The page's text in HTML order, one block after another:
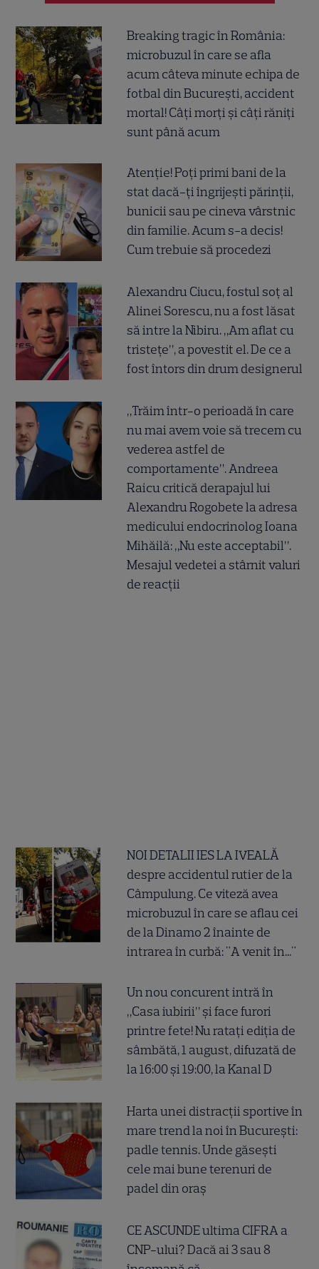
Breaking tragic în România:
microbuzul în care se afla
acum câteva minute echipa de
fotbal din București, accident
mortal! Câți morți și câți răniți
sunt până acum
Atenție! Poți primi bani de la
stat dacă-ți îngrijești părinții,
bunicii sau pe cineva vârstnic
din familie. Acum s-a decis!
Cum trebuie să procedezi
Alexandru Ciucu, fostul soț al
Alinei Sorescu, nu a fost lăsat
să intre la Nibiru. „Am aflat cu
tristețe”, a povestit el. De ce a
fost întors din drum designerul
„Trăim într-o perioadă în care
nu mai avem voie să trecem cu
vederea astfel de
comportamente”. Andreea
Raicu critică derapajul lui
Alexandru Rogobete la adresa
medicului endocrinolog Ioana
Mihăilă: „Nu este acceptabil”.
Mesajul vedetei a stârnit valuri
de reacții
NOI DETALII IES LA IVEALĂ
despre accidentul rutier de la
Câmpulung. Ce viteză avea
microbuzul în care se aflau cei
de la Dinamo 2 înainte de
intrarea în curbă: "A venit în..."
Un nou concurent intră în
„Casa iubirii” și face furori
printre fete! Nu ratați ediția de
sâmbătă, 1 august, difuzată de
la 16:00 și 19:00, la Kanal D
Harta unei distracții sportive în
mare trend la noi în București:
padle tennis. Unde găsești
cele mai bune terenuri de
padel din oraș
CE ASCUNDE ultima CIFRA a
CNP-ului? Dacă ai 3 sau 8